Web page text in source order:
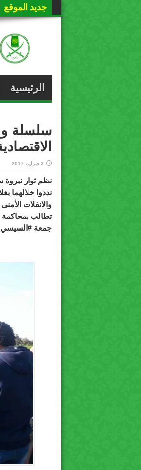
جديد الموقع
الرئيسية
سلسلة
3 فبراير، 2017
نظم ثوار
نددوا خلالهما
والانفلات
تطالب بمحاكمة
جمعة